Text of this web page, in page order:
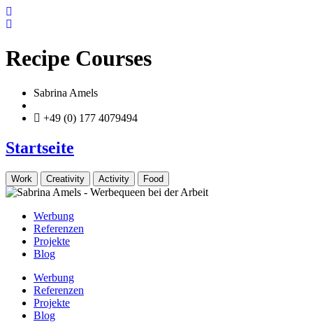
Zum
Inhalt
Recipe Courses
Sabrina Amels
+49 (0) 177 4079494
Startseite
Work Creativity Activity Food
Werbung
Referenzen
Projekte
Blog
Werbung
Referenzen
Projekte
Blog